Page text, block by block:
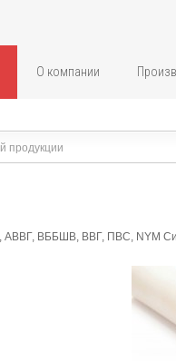
О компании
ВББШВ, ВВГ, ПВС, NYM